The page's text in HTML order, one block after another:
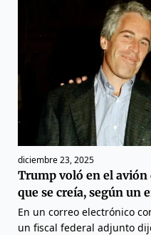
diciembre 23, 2025
Trump voló en el avión
que se creía, según un
En un correo electrónico
un fiscal federal adjunto